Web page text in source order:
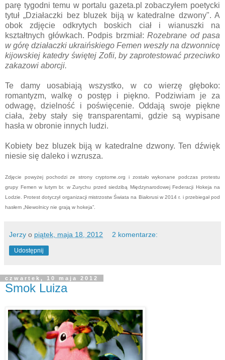
parę tygodni temu w portalu gazeta.pl zobaczyłem poetycki
tytuł „Działaczki bez bluzek biją w katedralne dzwony". A
obok zdjęcie odkrytych boskich ciał i wianuszki na
kształtnych główkach. Podpis brzmiał: Rozebrane od pasa
w górę działaczki ukraińskiego Femen weszły na dzwonnicę
kijowskiej katedry świętej Zofii, by zaprotestować przeciwko
zakazowi aborcji.
Te damy uosabiają wszystko, w co wierzę głęboko:
romantyzm, walkę o postęp i piękno. Podziwiam je za
odwagę, dzielność i poświęcenie. Oddają swoje piękne
ciała, żeby stały się transparentami, gdzie są wypisane
hasła w obronie innych ludzi.
Kobiety bez bluzek biją w katedralne dzwony. Ten dźwięk
niesie się daleko i wzrusza.
Zdjęcie powyżej pochodzi ze strony cryptome.org i zostało wykonane podczas protestu
grupy Femen w lutym br. w Zurychu przed siedzibą Międzynarodowej Federacji Hokeja na
Lodzie. Protest dotyczył organizacji mistrzostw Świata na Białorusi w 2014 r. i przebiegał pod
hasłem „Niewolnicy nie grają w hokeja”.
Jerzy o piątek, maja 18, 2012 2 komentarze:
Udostępnij
czwartek, 10 maja 2012
Smok Luiza